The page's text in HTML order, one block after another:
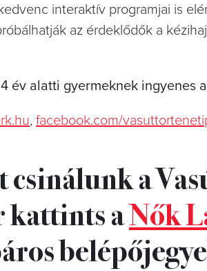
interaktív programjai is
az érdeklődők a
év alatti gyermeknek ingyenes
, facebook.com/
a
kattints aNők